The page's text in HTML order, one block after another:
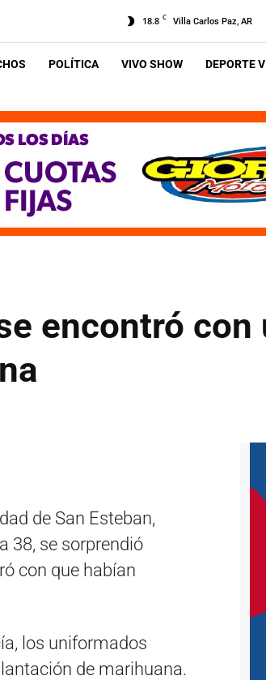
18.8 C Villa Carlos Paz, AR
POLÍTICA VIVO SHOW DEPORTE
encontró con
de San Esteban,
38, se sorprendió
con que habían
los uniformados
de marihuana.